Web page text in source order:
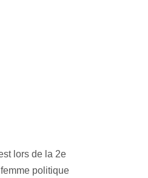
lors de la 2e
politique